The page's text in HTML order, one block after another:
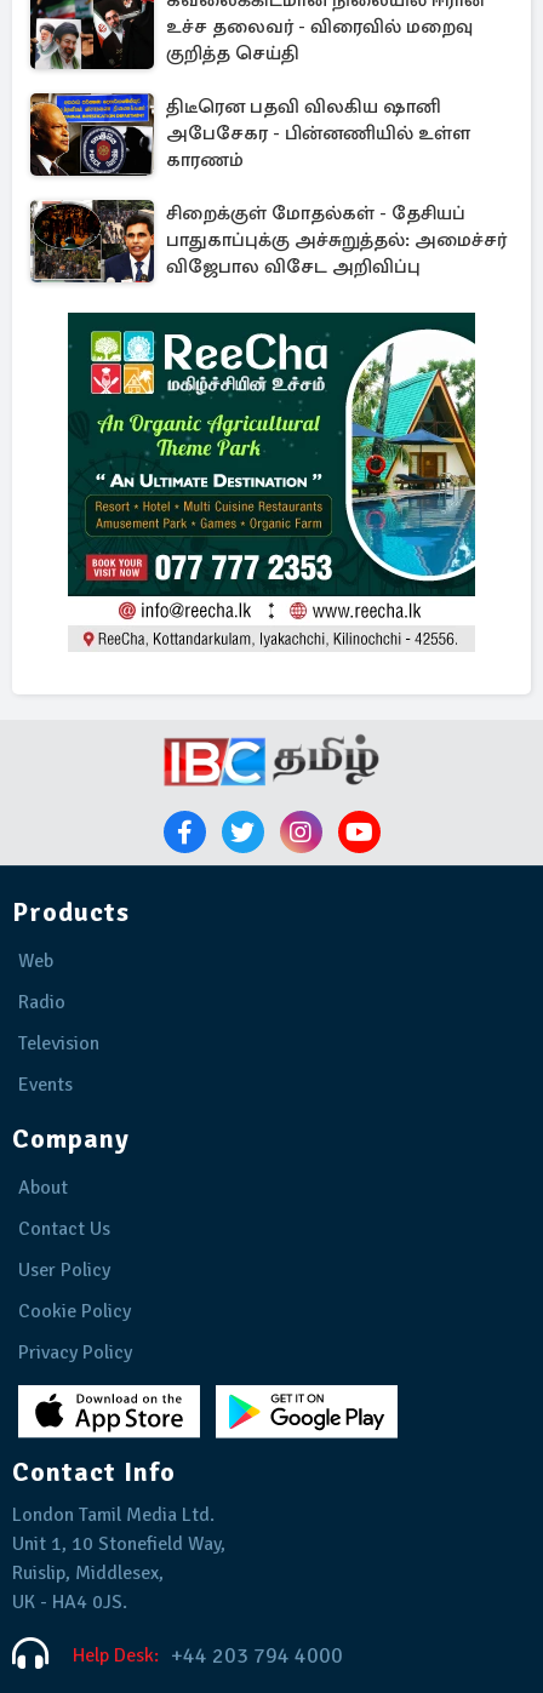
உச்ச தலைவர் - விரைவில் மறைவு
குறித்த செய்தி
திடீரென பதவி விலகிய ஷானி
அபேசேகர - பின்னணியில் உள்ள
காரணம்
சிறைக்குள் மோதல்கள் - தேசியப்
பாதுகாப்புக்கு அச்சுறுத்தல்: அமைச்சர்
விஜேபால விசேட அறிவிப்பு
Products
Web
Radio
Television
Events
Company
About
Contact Us
User Policy
Cookie Policy
Privacy Policy
Contact Info
London Tamil Media Ltd.
Unit 1, 10 Stonefield Way,
Ruislip, Middlesex,
UK - HA4 0JS.
Help Desk: +44 203 794 4000